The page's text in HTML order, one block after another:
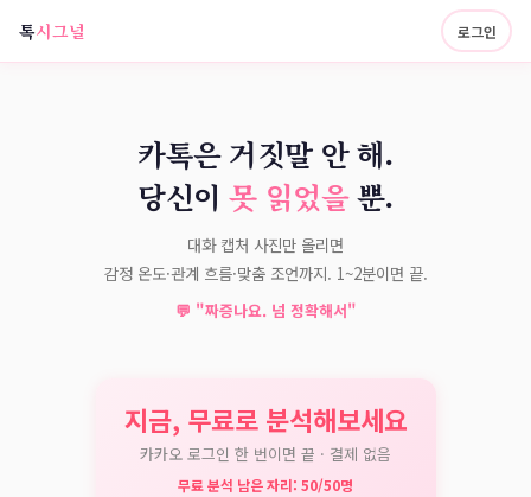
톡시그널 로그인
카톡은 거짓말 안 해.
당신이못 읽었을뿐.
대화 캡처 사진만 올리면
감정 온도·관계 흐름·맞춤 조언까지. 1~2분이면 끝.
💬 "짜증나요. 넘 정확해서"
지금, 무료로 분석해보세요
카카오 로그인 한 번이면 끝 · 결제 없음
무료 분석 남은 자리: 50/50명